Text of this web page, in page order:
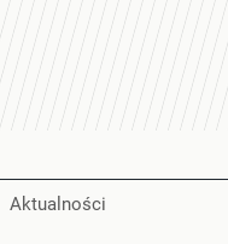
Aktualności